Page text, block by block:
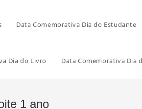
Data Comemorativa Dia do Estudante
Dia do Livro Data Comemorativa Dia
1 ano